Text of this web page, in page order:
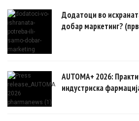
Додатоци во
добар маркетинг?
AUTOMA+ 2026:
индустриска